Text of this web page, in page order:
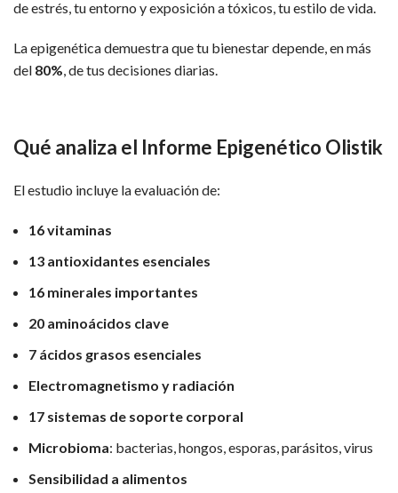
de estrés, tu entorno y exposición a tóxicos, tu estilo de vida.
La epigenética demuestra que tu bienestar depende, en más
del 80%, de tus decisiones diarias.
Qué analiza el Informe Epigenético Olistik
El estudio incluye la evaluación de:
16 vitaminas
13 antioxidantes esenciales
16 minerales importantes
20 aminoácidos clave
7 ácidos grasos esenciales
Electromagnetismo y radiación
17 sistemas de soporte corporal
Microbioma: bacterias, hongos, esporas, parásitos, virus
Sensibilidad a alimentos